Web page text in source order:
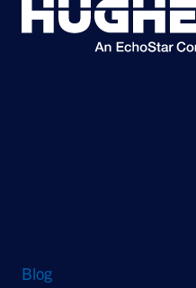
Blog